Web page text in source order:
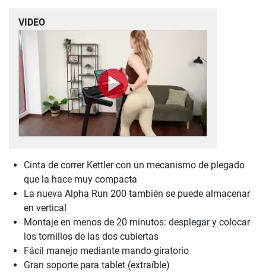
VIDEO
Cinta de correr Kettler con un mecanismo de plegado
que la hace muy compacta
La nueva Alpha Run 200 también se puede almacenar
en vertical
Montaje en menos de 20 minutos: desplegar y colocar
los tornillos de las dos cubiertas
Fácil manejo mediante mando giratorio
Gran soporte para tablet (extraíble)